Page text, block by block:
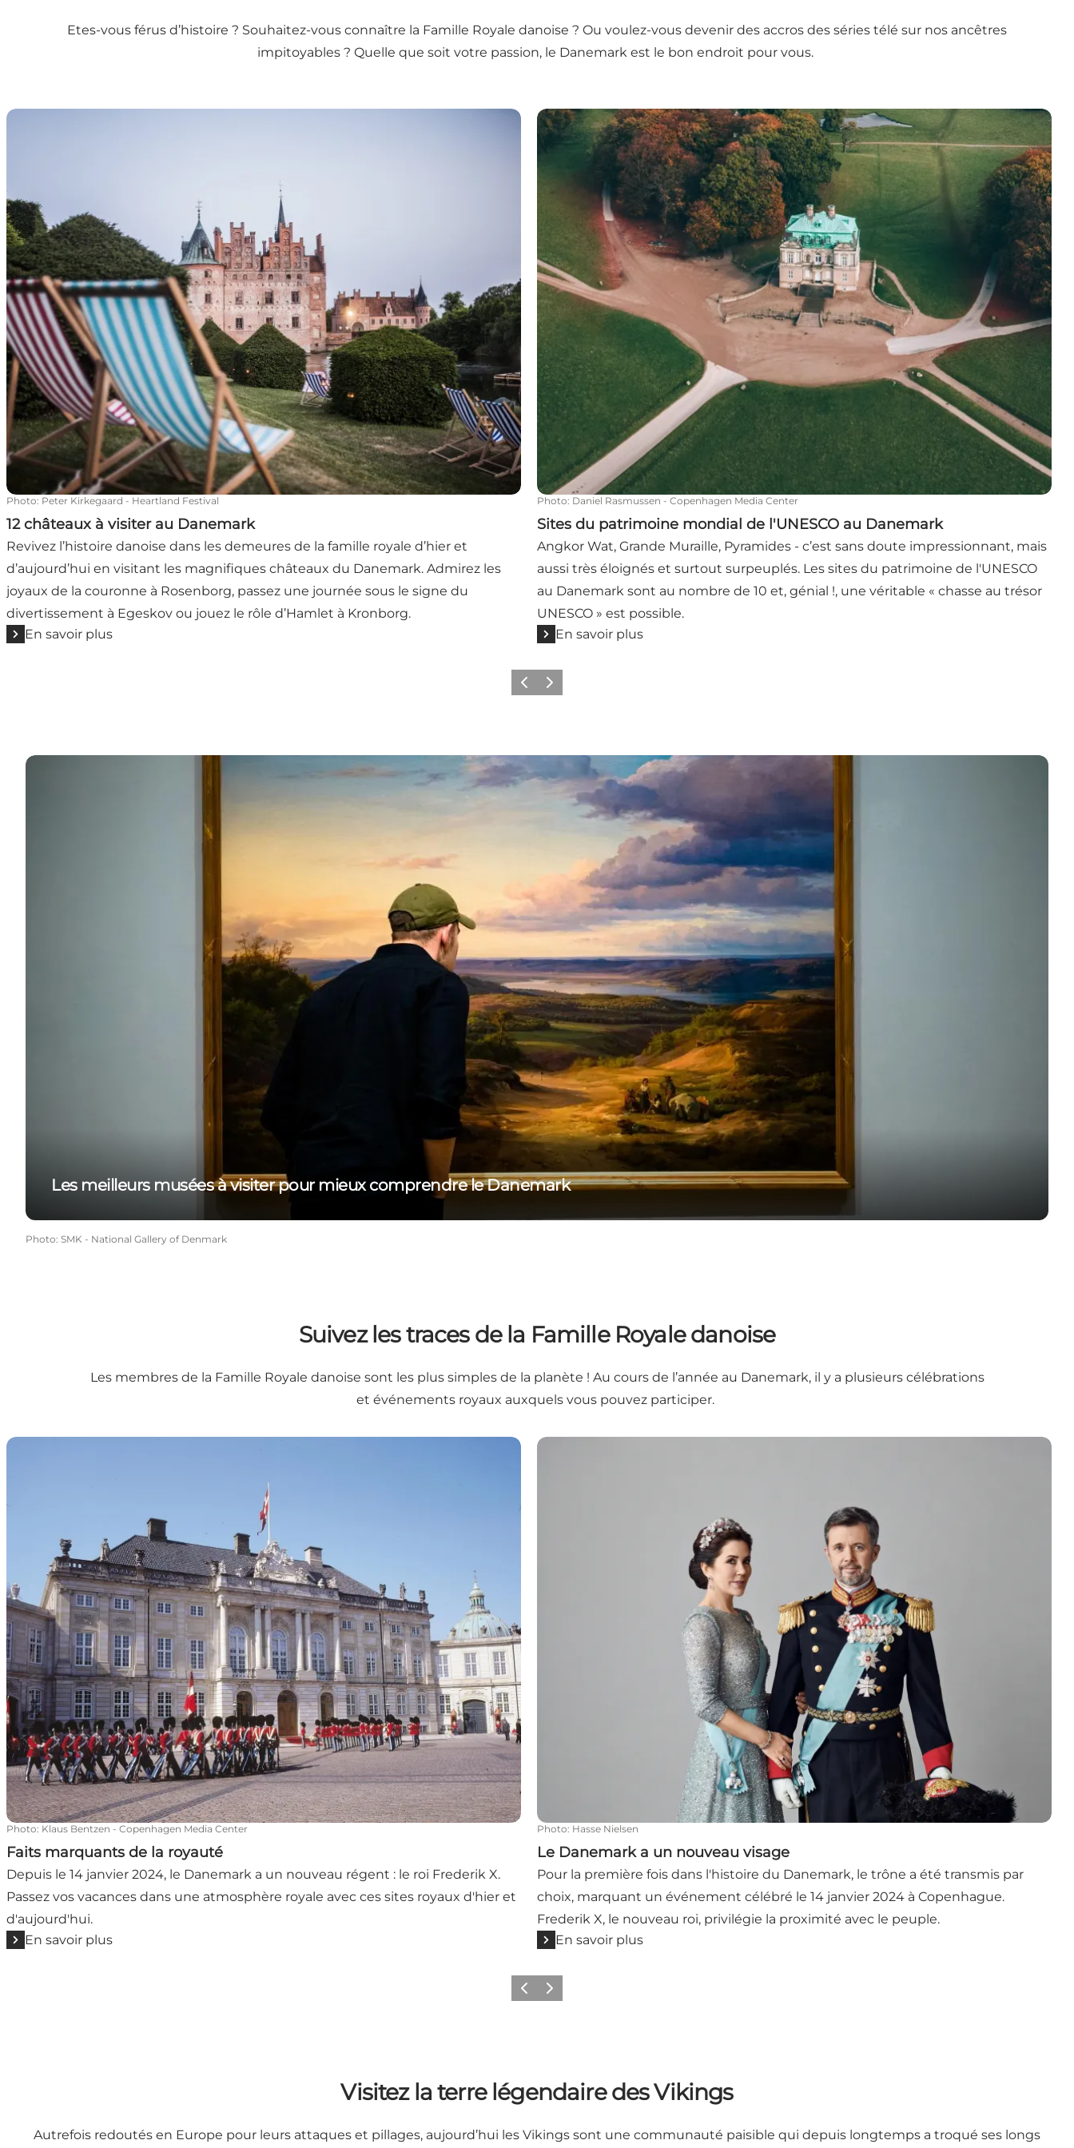
Etes-vous férus d’histoire ? Souhaitez-vous connaître la Famille Royale danoise ? Ou voulez-vous devenir des accros des séries télé sur nos ancêtres
impitoyables ? Quelle que soit votre passion, le Danemark est le bon endroit pour vous.
12 châteaux à visiter au Danemark
Photo: Peter Kirkegaard - Heartland Festival
12 châteaux à visiter au Danemark
Revivez l’histoire danoise dans les demeures de la famille royale d’hier et
d’aujourd’hui en visitant les magnifiques châteaux du Danemark. Admirez les
joyaux de la couronne à Rosenborg, passez une journée sous le signe du
divertissement à Egeskov ou jouez le rôle d’Hamlet à Kronborg.
En savoir plus
Sites du patrimoine mondial de l'UNESCO au Danemark
Photo: Daniel Rasmussen - Copenhagen Media Center
Sites du patrimoine mondial de l'UNESCO au Danemark
Angkor Wat, Grande Muraille, Pyramides - c’est sans doute impressionnant, mais
aussi très éloignés et surtout surpeuplés. Les sites du patrimoine de l'UNESCO
au Danemark sont au nombre de 10 et, génial !, une véritable « chasse au trésor
UNESCO » est possible.
En savoir plus
PrécédentSuivant
Les meilleurs musées à visiter pour mieux comprendre le Danemark
Les meilleurs musées à visiter pour mieux comprendre le Danemark
Photo: SMK - National Gallery of Denmark
Suivez les traces de la Famille Royale danoise
Les membres de la Famille Royale danoise sont les plus simples de la planète ! Au cours de l’année au Danemark, il y a plusieurs célébrations
et événements royaux auxquels vous pouvez participer.
Faits marquants de la royauté
Photo: Klaus Bentzen - Copenhagen Media Center
Faits marquants de la royauté
Depuis le 14 janvier 2024, le Danemark a un nouveau régent : le roi Frederik X.
Passez vos vacances dans une atmosphère royale avec ces sites royaux d'hier et
d'aujourd'hui.
En savoir plus
Le Danemark a un nouveau visage
Photo: Hasse Nielsen
Le Danemark a un nouveau visage
Pour la première fois dans l'histoire du Danemark, le trône a été transmis par
choix, marquant un événement célébré le 14 janvier 2024 à Copenhague.
Frederik X, le nouveau roi, privilégie la proximité avec le peuple.
En savoir plus
PrécédentSuivant
Visitez la terre légendaire des Vikings
Autrefois redoutés en Europe pour leurs attaques et pillages, aujourd’hui les Vikings sont une communauté paisible qui depuis longtemps a troqué ses longs